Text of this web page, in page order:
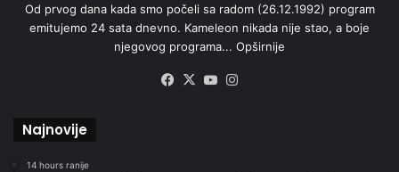
Od prvog dana kada smo počeli sa radom (26.12.1992) program
emitujemo 24 sata dnevno. Kameleon nikada nije stao, a boje
njegovog programa... Opširnije
Facebook
X YouTube
Najnovije
14 hours ranije